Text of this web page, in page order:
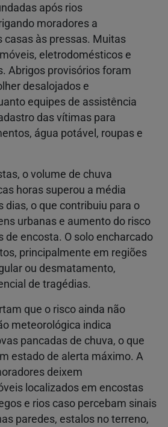
após rios
moradores a
casas às pressas. Muitas
eletrodomésticos e
Abrigos provisórios foram
desalojados e
equipes de assistência
das vítimas para
água potável, roupas e
o volume de chuva
horas superou a média
dias, o que contribuiu para o
urbanas e aumento do risco
de encosta. O solo encharcado
principalmente em regiões
ou desmatamento,
de tragédias.
que o risco ainda não
meteorológica indica
pancadas de chuva, o que
estado de alerta máximo. A
deixem
localizados em encostas
e rios caso percebam sinais
paredes, estalos no terreno,